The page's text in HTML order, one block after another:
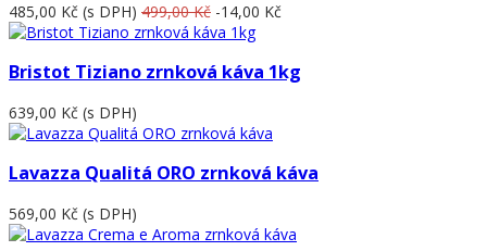
485,00 Kč (s DPH) 499,00 Kč -14,00 Kč
Bristot Tiziano zrnková káva 1kg
639,00 Kč (s DPH)
Lavazza Qualitá ORO zrnková káva
569,00 Kč (s DPH)